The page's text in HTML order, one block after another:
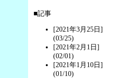
■記事
[2021年3月25日]
(03/25)
[2021年2月1日]
(02/01)
[2021年1月10日]
(01/10)